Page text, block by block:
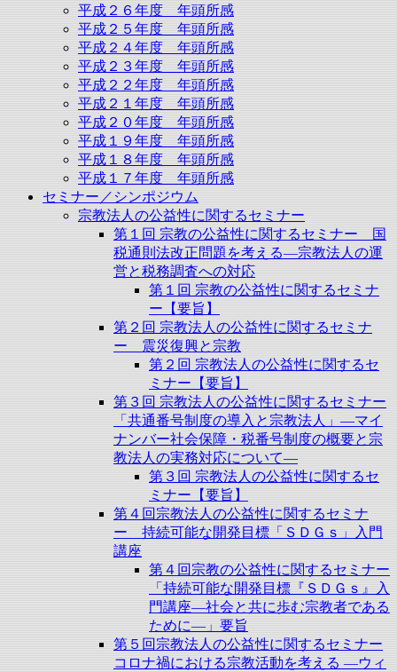
平成２６年度 年頭所感
平成２５年度 年頭所感
平成２４年度 年頭所感
平成２３年度 年頭所感
平成２２年度 年頭所感
平成２１年度 年頭所感
平成２０年度 年頭所感
平成１９年度 年頭所感
平成１８年度 年頭所感
平成１７年度 年頭所感
セミナー／シンポジウム
宗教法人の公益性に関するセミナー
第１回 宗教の公益性に関するセミナー 国
税通則法改正問題を考える―宗教法人の運
営と税務調査への対応
第１回 宗教の公益性に関するセミナ
ー【要旨】
第２回 宗教法人の公益性に関するセミナ
ー 震災復興と宗教
第２回 宗教法人の公益性に関するセ
ミナー【要旨】
第３回 宗教法人の公益性に関するセミナー
「共通番号制度の導入と宗教法人」―マイ
ナンバー社会保障・税番号制度の概要と宗
教法人の実務対応について―
第３回 宗教法人の公益性に関するセ
ミナー【要旨】
第４回宗教法人の公益性に関するセミナ
ー 持続可能な開発目標「ＳＤＧｓ」入門
講座
第４回宗教の公益性に関するセミナー
「持続可能な開発目標『ＳＤＧｓ』入
門講座―社会と共に歩む宗教者である
ために―」要旨
第５回宗教法人の公益性に関するセミナー
コロナ禍における宗教活動を考える ―ウィ